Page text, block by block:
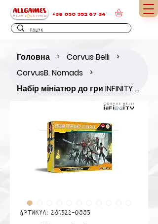
+38 050 352 67 34
Головна > Corvus Belli >
CorvusB. Nomads >
Набір мініатюр до гри INFINITY Bakunin Observance Action Pack
Артикул: 281522-0995